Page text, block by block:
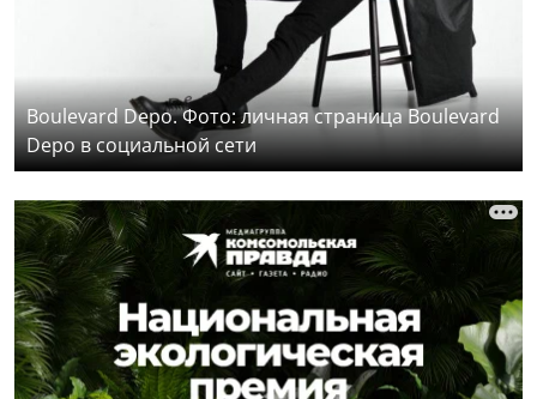
Boulevard Depo. Фото: личная страница Boulevard
Depo в социальной сети